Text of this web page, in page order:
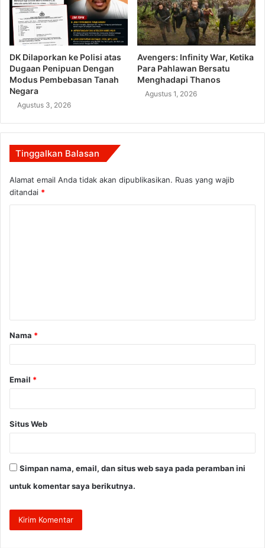
DK Dilaporkan ke Polisi atas
Dugaan Penipuan Dengan
Modus Pembebasan Tanah
Negara
Agustus 3, 2026
Avengers: Infinity War, Ketika
Para Pahlawan Bersatu
Menghadapi Thanos
Agustus 1, 2026
Tinggalkan Balasan
Alamat email Anda tidak akan dipublikasikan. Ruas yang wajib
ditandai *
a
r
Nama *
Email *
Situs Web
Simpan nama, email, dan situs web saya pada peramban ini
untuk komentar saya berikutnya.